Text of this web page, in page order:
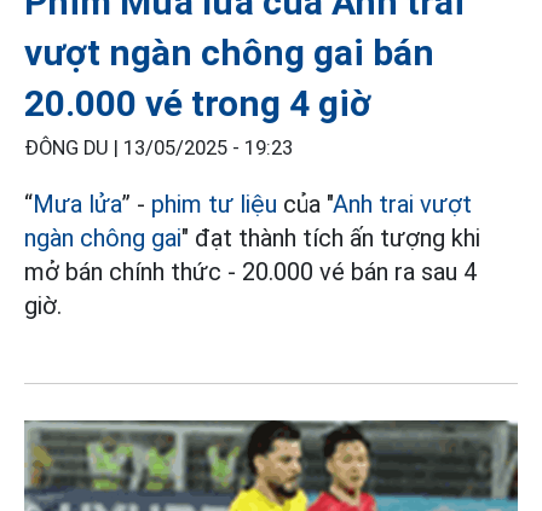
vượt ngàn chông gai bán
20.000 vé trong 4 giờ
ĐÔNG DU | 13/05/2025 - 19:23
“Mưa lửa” - phim tư liệu của "Anh trai vượt
ngàn chông gai" đạt thành tích ấn tượng khi
mở bán chính thức - 20.000 vé bán ra sau 4
giờ.